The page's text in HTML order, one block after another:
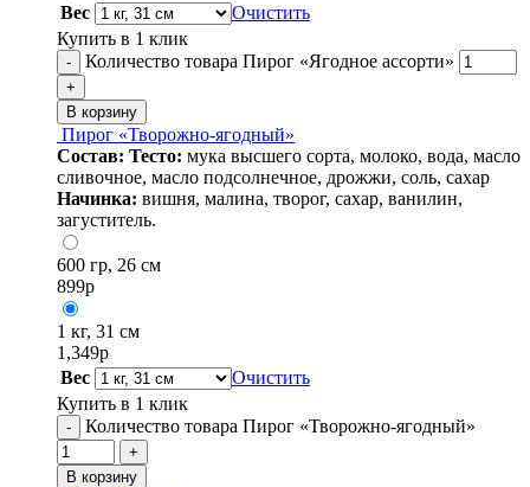
Вес
Очистить
Купить в 1 клик
- Количество товара Пирог «Ягодное ассорти»
+
В корзину
Пирог «Творожно-ягодный»
Состав: Тесто: мука высшего сорта, молоко, вода, масло
сливочное, масло подсолнечное, дрожжи, соль, сахар
Начинка: вишня, малина, творог, сахар, ванилин,
загуститель.
600 гр, 26 см
899р
1 кг, 31 см
1,349р
Вес
Очистить
Купить в 1 клик
- Количество товара Пирог «Творожно-ягодный»
+
В корзину